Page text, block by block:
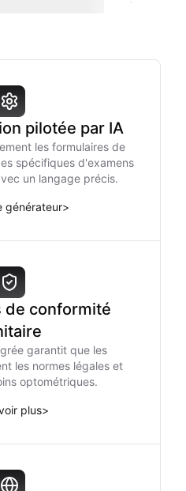
pilotée par IA
les formulaires de
spécifiques d'examens
un langage précis.
générateur>
de conformité
garantit que les
les normes légales et
optométriques.
plus>